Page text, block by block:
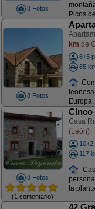
8 Fotos
Picos
8 Fotos
km de
8+5
85
8 Fotos
(1 comentario)
Cinco
Casa
(León)
10+2
117
la
42